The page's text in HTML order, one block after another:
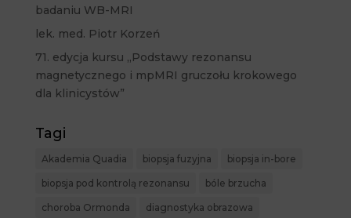
badaniu WB-MRI
lek. med. Piotr Korzeń
71. edycja kursu „Podstawy rezonansu
magnetycznego i mpMRI gruczołu krokowego
dla klinicystów”
Tagi
Akademia Quadia biopsja fuzyjna biopsja in-bore
biopsja pod kontrolą rezonansu bóle brzucha
choroba Ormonda diagnostyka obrazowa